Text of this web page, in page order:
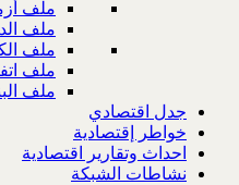
ملف
ملف
ملف
ملف
ملف
جدل اقتصادي
خواطر إقتصادية
احداث وتقارير اقتصادية
نشاطات الشبكة